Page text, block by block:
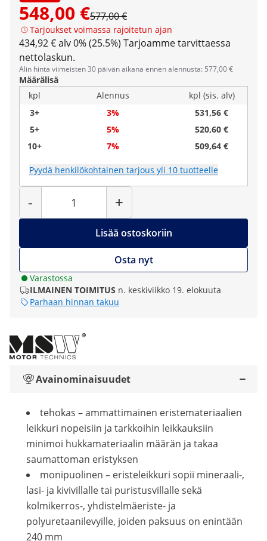
548,00 €577,00 €
Tarjoukset voimassa rajoitetun ajan
434,92 € alv 0% (25.5%) Tarjoamme tarvittaessa
nettolaskun.
Alin hinta viimeisten 30 päivän aikana ennen alennusta: 577,00 €
Määrälisä
kpl
Alennus
kpl (sis. alv)
3+
3%
531,56 €
5+
5%
520,60 €
10+
7% 509,64 €
Pyydä henkilökohtainen tarjous yli 10 tuotteelle
-
Määrä
+
Lisää ostoskoriin
Osta nyt
Varastossa
ILMAINEN TOIMITUS n. keskiviikko 19. elokuuta
Parhaan hinnan takuu
Avainominaisuudet
tehokas – ammattimainen eristemateriaalien
leikkuri nopeisiin ja tarkkoihin leikkauksiin
minimoi hukkamateriaalin määrän ja takaa
saumattoman eristyksen
monipuolinen – eristeleikkuri sopii mineraali-,
lasi- ja kivivillalle tai puristusvillalle sekä
kolmikerros-, yhdistelmäeriste- ja
polyuretaanilevyille, joiden paksuus on enintään
240 mm